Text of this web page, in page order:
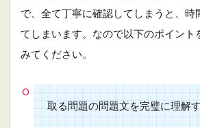
で、全て丁寧に確認してしまうと、時
てしまいます。なので以下のポイント
みてください。
取る問題の問題文を完璧に理解